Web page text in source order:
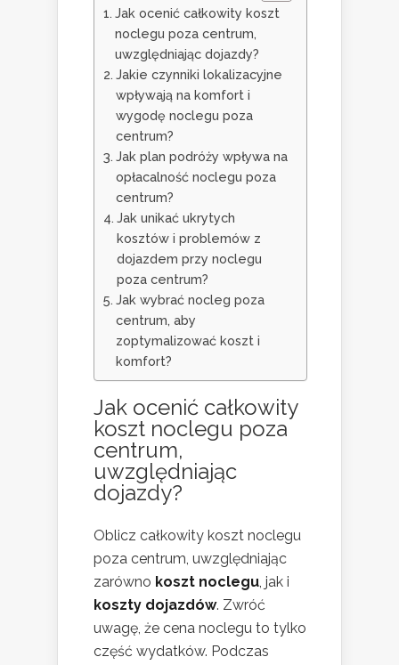
Jak ocenić całkowity koszt
noclegu poza centrum,
uwzględniając dojazdy?
Jakie czynniki lokalizacyjne
wpływają na komfort i
wygodę noclegu poza
centrum?
Jak plan podróży wpływa na
opłacalność noclegu poza
centrum?
Jak unikać ukrytych
kosztów i problemów z
dojazdem przy noclegu
poza centrum?
Jak wybrać nocleg poza
centrum, aby
zoptymalizować koszt i
komfort?
Jak ocenić całkowity
koszt noclegu poza
centrum,
uwzględniając
dojazdy?
Oblicz całkowity koszt noclegu
poza centrum, uwzględniając
zarówno koszt noclegu , jak i
koszty dojazdów. Zwróć
uwagę, że cena noclegu to tylko
część wydatków. Podczas